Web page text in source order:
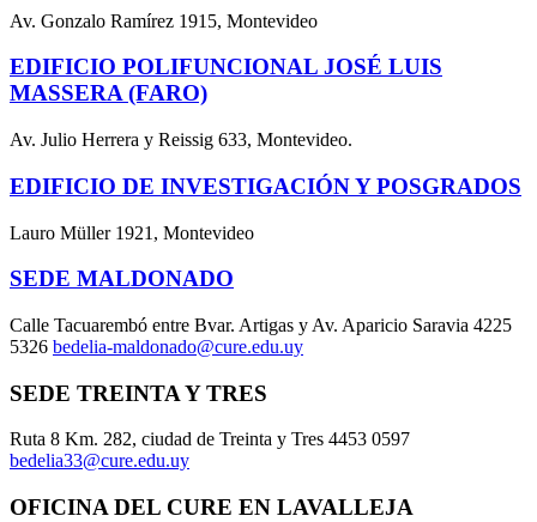
Av. Gonzalo Ramírez 1915, Montevideo
EDIFICIO POLIFUNCIONAL JOSÉ LUIS
MASSERA (FARO)
Av. Julio Herrera y Reissig 633, Montevideo.
EDIFICIO DE INVESTIGACIÓN Y POSGRADOS
Lauro Müller 1921, Montevideo
SEDE MALDONADO
Calle Tacuarembó entre Bvar. Artigas y Av. Aparicio Saravia 4225
5326 bedelia-maldonado@cure.edu.uy
SEDE TREINTA Y TRES
Ruta 8 Km. 282, ciudad de Treinta y Tres 4453 0597
bedelia33@cure.edu.uy
OFICINA DEL CURE EN LAVALLEJA